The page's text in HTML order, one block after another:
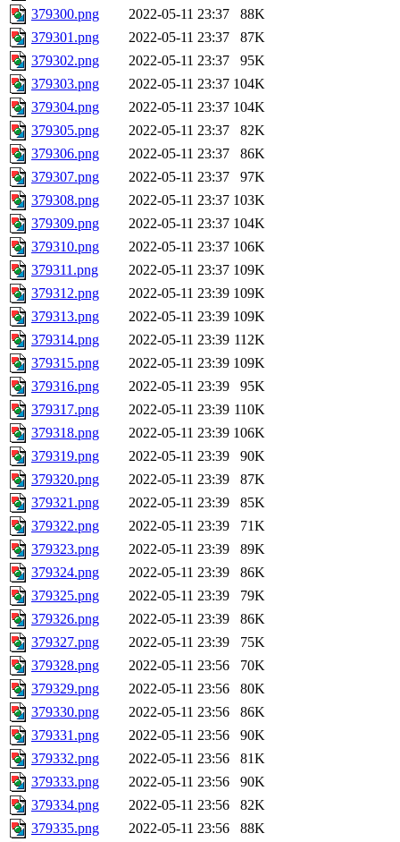
379300.png
2022-05-11 23:37
88K
379301.png
2022-05-11 23:37
87K
379302.png
2022-05-11 23:37
95K
379303.png
2022-05-11 23:37 104K
379304.png
2022-05-11 23:37 104K
379305.png
2022-05-11 23:37
82K
379306.png
2022-05-11 23:37
86K
379307.png
2022-05-11 23:37
97K
379308.png
2022-05-11 23:37 103K
379309.png
2022-05-11 23:37 104K
379310.png
2022-05-11 23:37 106K
379311.png
2022-05-11 23:37 109K
379312.png
2022-05-11 23:39 109K
379313.png
2022-05-11 23:39 109K
379314.png
2022-05-11 23:39 112K
379315.png
2022-05-11 23:39 109K
379316.png
2022-05-11 23:39
95K
379317.png
2022-05-11 23:39 110K
379318.png
2022-05-11 23:39 106K
379319.png
2022-05-11 23:39
90K
379320.png
2022-05-11 23:39
87K
379321.png
2022-05-11 23:39
85K
379322.png
2022-05-11 23:39
71K
379323.png
2022-05-11 23:39
89K
379324.png
2022-05-11 23:39
86K
379325.png
2022-05-11 23:39
79K
379326.png
2022-05-11 23:39
86K
379327.png
2022-05-11 23:39
75K
379328.png
2022-05-11 23:56
70K
379329.png
2022-05-11 23:56
80K
379330.png
2022-05-11 23:56
86K
379331.png
2022-05-11 23:56
90K
379332.png
2022-05-11 23:56
81K
379333.png
2022-05-11 23:56
90K
379334.png
2022-05-11 23:56
82K
379335.png
2022-05-11 23:56
88K